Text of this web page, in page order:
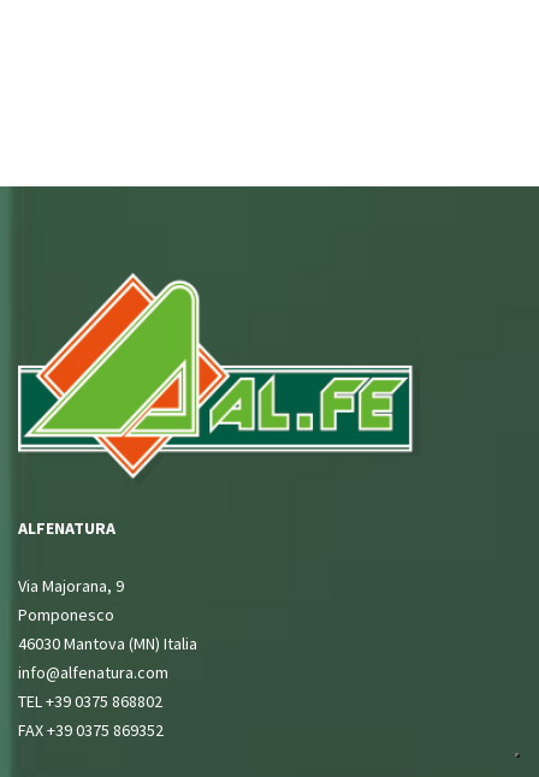
ALFENATURA
Via Majorana, 9
Pomponesco
46030 Mantova (MN) Italia
info@alfenatura.com
TEL +39 0375 868802
FAX +39 0375 869352